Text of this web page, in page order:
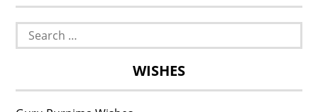
Search
for:
WISHES